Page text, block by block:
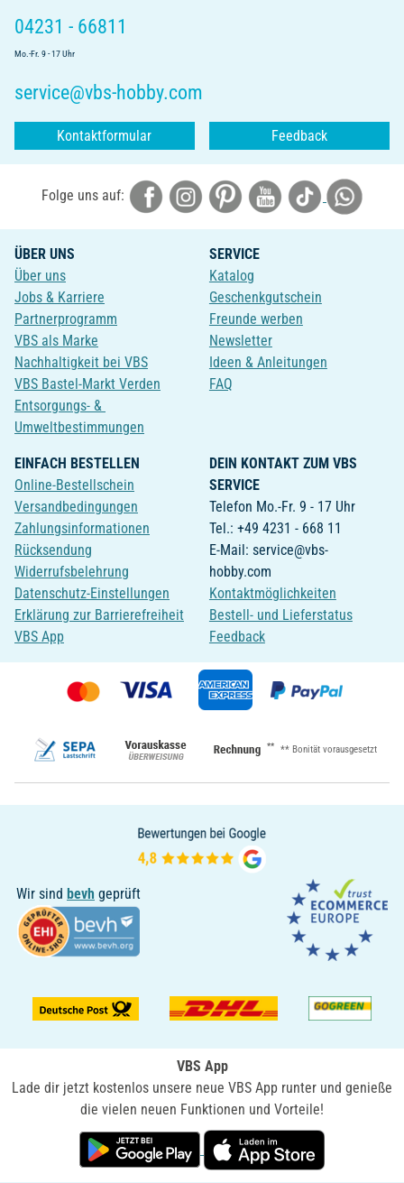
04231 - 66811
Mo.-Fr. 9 - 17 Uhr
service@vbs-hobby.com
Kontaktformular Feedback
Folge uns auf:
ÜBER UNS
Über uns
Jobs & Karriere
Partnerprogramm
VBS als Marke
Nachhaltigkeit bei VBS
VBS Bastel-Markt Verden
Entsorgungs- &
Umweltbestimmungen
SERVICE
Katalog
Geschenkgutschein
Freunde werben
Newsletter
Ideen & Anleitungen
FAQ
EINFACH BESTELLEN
Online-Bestellschein
Versandbedingungen
Zahlungsinformationen
Rücksendung
Widerrufsbelehrung
Datenschutz-Einstellungen
Erklärung zur Barrierefreiheit
VBS App
DEIN KONTAKT ZUM VBS
SERVICE
Telefon Mo.-Fr. 9 - 17 Uhr
Tel.: +49 4231 - 668 11
E-Mail: service@vbs-
hobby.com
Kontaktmöglichkeiten
Bestell- und Lieferstatus
Feedback
** ** Bonität vorausgesetzt
Wir sind bevh geprüft
VBS App
Lade dir jetzt kostenlos unsere neue VBS App runter und genieße
die vielen neuen Funktionen und Vorteile!